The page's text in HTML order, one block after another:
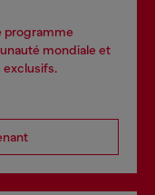
programme
mondiale et
exclusifs.